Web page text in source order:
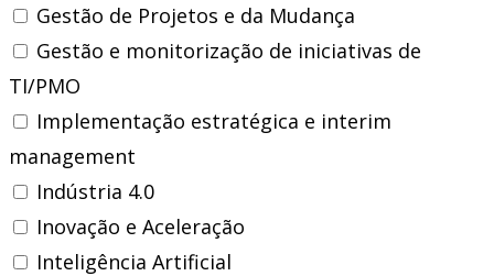
Gestão de Projetos e da Mudança
Gestão e monitorização de iniciativas de
TI/PMO
Implementação estratégica e interim
management
Indústria 4.0
Inovação e Aceleração
Inteligência Artificial